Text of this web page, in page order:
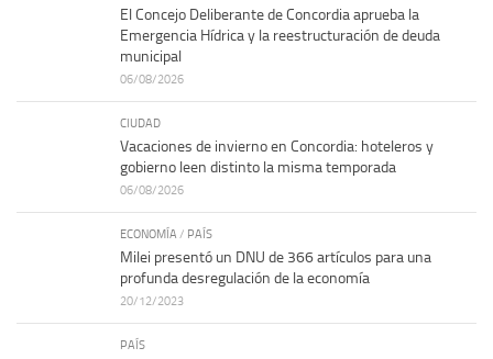
El Concejo Deliberante de Concordia aprueba la
Emergencia Hídrica y la reestructuración de deuda
municipal
06/08/2026
CIUDAD
Vacaciones de invierno en Concordia: hoteleros y
gobierno leen distinto la misma temporada
06/08/2026
ECONOMÍA / PAÍS
Milei presentó un DNU de 366 artículos para una
profunda desregulación de la economía
20/12/2023
PAÍS